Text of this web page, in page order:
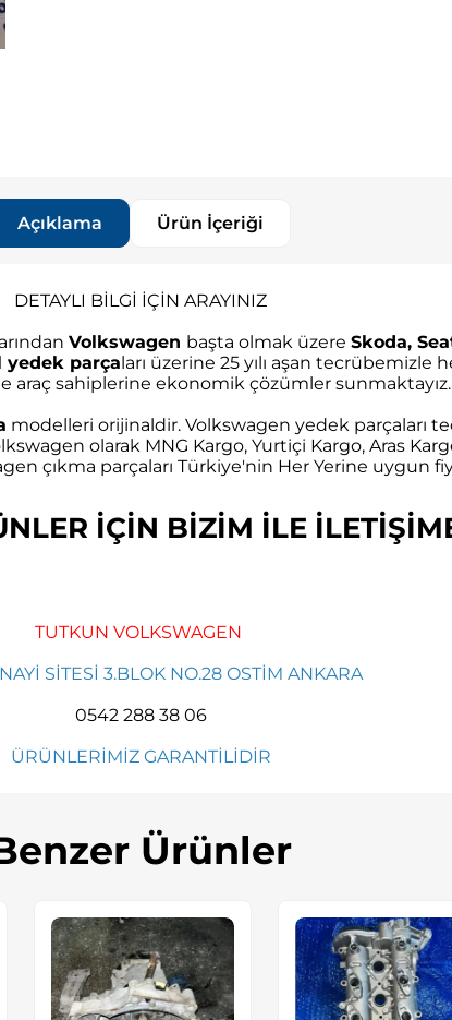
Açıklama Ürün İçeriği
DETAYLI BİLGİ İÇİN ARAYINIZ
Volkswagen başta olmak üzere Skoda,
yedek parçaları üzerine 25 yılı aşan
araç sahiplerine ekonomik çözümler sunmaktayız.
modelleri orijinaldir. Volkswagen yedek parçaları
olarak MNG Kargo, Yurtiçi Kargo, Aras
çıkma parçaları Türkiye'nin Her Yerine uygun
İÇİN BİZİM İLE
TUTKUN VOLKSWAGEN
SİTESİ 3.BLOK NO.28 OSTİM ANKARA
0542 288 38 06
ÜRÜNLERİMİZ GARANTİLİDİR
Ürünler